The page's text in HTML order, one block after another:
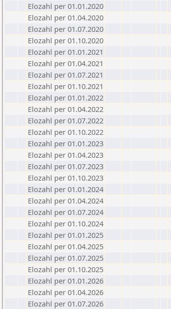
Elozahl per 01.01.2020
Elozahl per 01.04.2020
Elozahl per 01.07.2020
Elozahl per 01.10.2020
Elozahl per 01.01.2021
Elozahl per 01.04.2021
Elozahl per 01.07.2021
Elozahl per 01.10.2021
Elozahl per 01.01.2022
Elozahl per 01.04.2022
Elozahl per 01.07.2022
Elozahl per 01.10.2022
Elozahl per 01.01.2023
Elozahl per 01.04.2023
Elozahl per 01.07.2023
Elozahl per 01.10.2023
Elozahl per 01.01.2024
Elozahl per 01.04.2024
Elozahl per 01.07.2024
Elozahl per 01.10.2024
Elozahl per 01.01.2025
Elozahl per 01.04.2025
Elozahl per 01.07.2025
Elozahl per 01.10.2025
Elozahl per 01.01.2026
Elozahl per 01.04.2026
Elozahl per 01.07.2026